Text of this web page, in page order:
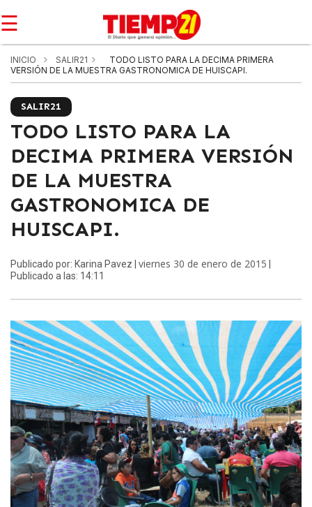
☰
INICIO SALIR21
TODO LISTO PARA LA DECIMA PRIMERA
VERSIÓN DE LA MUESTRA GASTRONOMICA DE HUISCAPI.
SALIR21
TODO LISTO PARA LA
DECIMA PRIMERA VERSIÓN
DE LA MUESTRA
GASTRONOMICA DE
HUISCAPI.
Publicado por: Karina Pavez | viernes 30 de enero de 2015
Publicado a las: 14:11